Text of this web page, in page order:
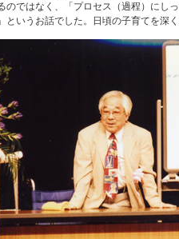
のではなく、「プロセス（過程）にし
いうお話でした。日頃の子育てを深く